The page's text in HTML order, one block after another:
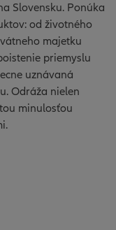
Slovensku. Ponúka
od životného
majetku
priemyslu
uznávaná
Odráža nielen
minulosťou